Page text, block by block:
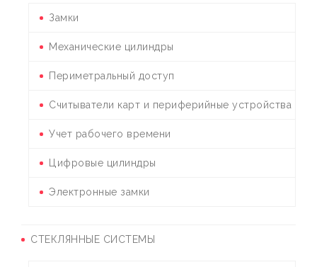
Замки
Механические цилиндры
Периметральный доступ
Считыватели карт и периферийные устройства
Учет рабочего времени
Цифровые цилиндры
Электронные замки
СТЕКЛЯННЫЕ СИСТЕМЫ